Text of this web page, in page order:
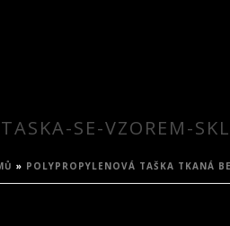
SE-VZOREM-
» POLYPROPYLENOVÁ TAŠKA TKANÁ